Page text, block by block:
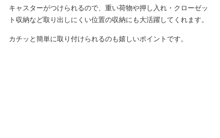
キャスターがつけられるので、重い荷物や押し入れ・クローゼッ
ト収納など取り出しにくい位置の収納にも大活躍してくれます。
カチッと簡単に取り付けられるのも嬉しいポイントです。